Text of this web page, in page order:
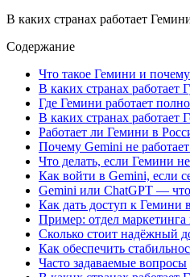
В каких странах работает
Содержание
Что такое Гемини и
В каких странах работает
Где Гемини работает
В каких странах работает
Работает ли Гемини в
Почему Gemini не
Что делать, если Гемини
Как войти в Gemini, если
Gemini или ChatGPT —
Как дать доступ к Гемини
Пример: отдел маркетинга
Сколько стоит надёжный
Как обеспечить
Часто задаваемые вопросы